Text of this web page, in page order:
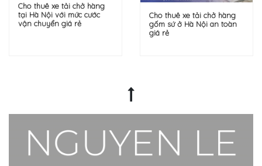
Cho thuê xe tải chở hàng
tại Hà Nội với mức cước
vận chuyển giá rẻ
Cho thuê xe tải chở hàng
gốm sứ ở Hà Nội an toàn
giá rẻ